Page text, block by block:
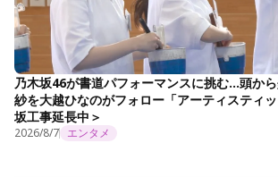
乃木坂46が書道パフォーマンスに挑む…頭か
紗を大越ひなのがフォロー「アーティスティ
坂工事延長中＞
2026/8/7 エンタメ